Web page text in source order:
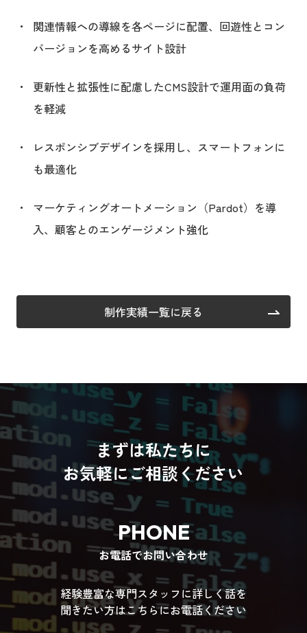
関連情報への導線を各ページに配置、回遊性とコン
バージョンを高めるサイト設計
更新性と拡張性に配慮したCMS設計で運用面の負荷
を軽減
レスポンシブデザインを採用し、スマートフォンに
も最適化
マーケティングオートメーション（Pardot）を導
入、顧客とのエンゲージメント強化
制作実績一覧に戻る
まずは私たちに
お気軽にご相談ください
PHONE
お電話でお問い合わせ
経験豊富な専門スタッフに詳しく話を
聞きたい方はこちらにお電話ください